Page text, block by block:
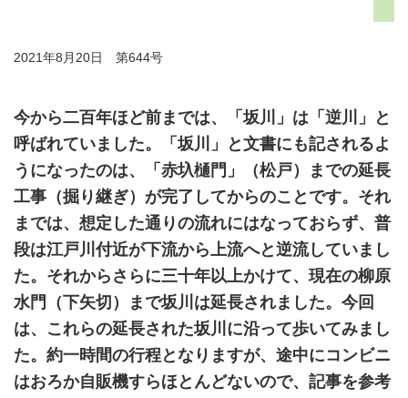
2021年8月20日 第644号
今から二百年ほど前までは、「坂川」は「逆川」と
呼ばれていました。「坂川」と文書にも記されるよ
うになったのは、「赤圦樋門」（松戸）までの延長
工事（掘り継ぎ）が完了してからのことです。それ
までは、想定した通りの流れにはなっておらず、普
段は江戸川付近が下流から上流へと逆流していまし
た。それからさらに三十年以上かけて、現在の柳原
水門（下矢切）まで坂川は延長されました。今回
は、これらの延長された坂川に沿って歩いてみまし
た。約一時間の行程となりますが、途中にコンビニ
はおろか自販機すらほとんどないので、記事を参考